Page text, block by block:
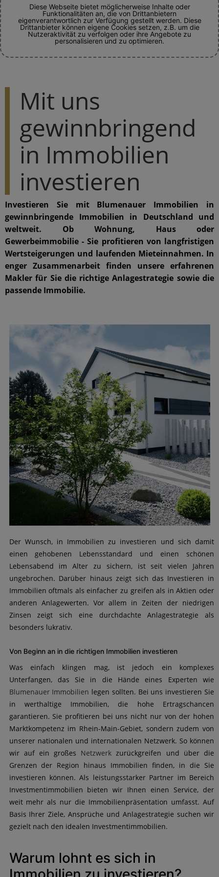
Diese Webseite bietet möglicherweise Inhalte oder
Funktionalitäten an, die von Drittanbietern
eigenverantwortlich zur Verfügung gestellt werden. Diese
Drittanbieter können eigene Cookies setzen, z.B. um die
Nutzeraktivität zu verfolgen oder ihre Angebote zu
personalisieren und zu optimieren.
Mit uns
gewinnbringend
in Immobilien
investieren
Investieren Sie mit Blumenauer Immobilien in
gewinnbringende Immobilien in Deutschland und
weltweit. Ob Wohnung, Haus oder
Gewerbeimmobilie - Sie profitieren von langfristigen
Wertsteigerungen und laufenden Mieteinnahmen. In
enger Zusammenarbeit finden unsere erfahrenen
Makler für Sie die richtige Anlagestrategie sowie die
passende Immobilie.
Der Wunsch, in Immobilien zu investieren und sich damit
einen gehobenen Lebensstandard und einen schönen
Lebensabend im Alter zu sichern, ist seit vielen Jahren
ungebrochen. Darüber hinaus zeigt sich das Investieren in
Immobilien oftmals als einfacher zu greifen als in Aktien oder
anderen Anlagewerten. Vor allem in Zeiten der niedrigen
Zinsen zeigt sich eine durchdachte Anlagestrategie als
besonders lukrativ.
Von Beginn an in die richtigen Immobilien investieren
Was einfach klingen mag, ist jedoch ein komplexes
Unterfangen, das Sie in die Hände eines Experten wie
Blumenauer Immobilien legen sollten. Bei uns investieren Sie
in werthaltige Immobilien, die hohe Ertragschancen
garantieren. Sie profitieren bei uns nicht nur von der hohen
Marktkompetenz im Rhein-Main-Gebiet, sondern zudem von
unserer nationalen und internationalen Netzwerk. So können
wir auf ein großes Netzwerk zurückgreifen und über die
Grenzen der Region hinaus Immobilien finden, in die Sie
investieren können. Als leistungsstarker Partner im Bereich
Investmentimmobilien bieten wir Ihnen einen Service, der
weit mehr als nur die Immobilienpräsentation umfasst. Auf
Basis Ihrer Ziele, Ansprüche und Anlagestrategie suchen wir
gezielt nach den idealen Investmentimmobilien.
Warum lohnt es sich in